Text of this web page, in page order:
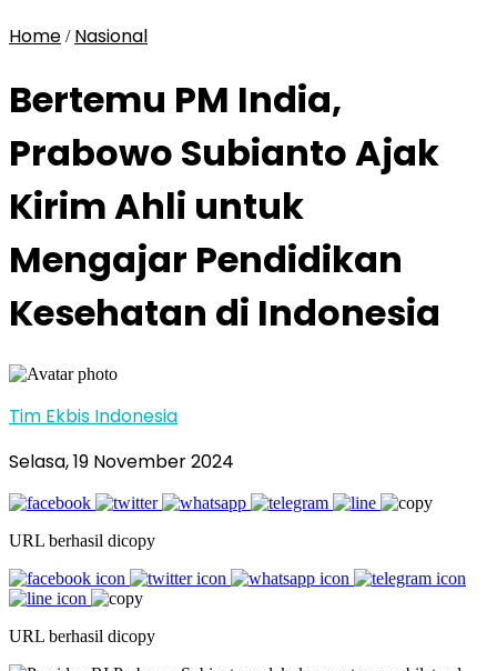
Home / Nasional
Bertemu PM India,
Prabowo Subianto Ajak
Kirim Ahli untuk
Mengajar Pendidikan
Kesehatan di Indonesia
Tim Ekbis Indonesia
Selasa, 19 November 2024
URL berhasil dicopy
URL berhasil dicopy